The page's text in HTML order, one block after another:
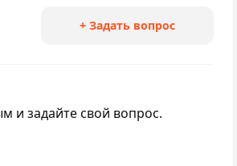
+ Задать вопрос
и задайте свой вопрос.